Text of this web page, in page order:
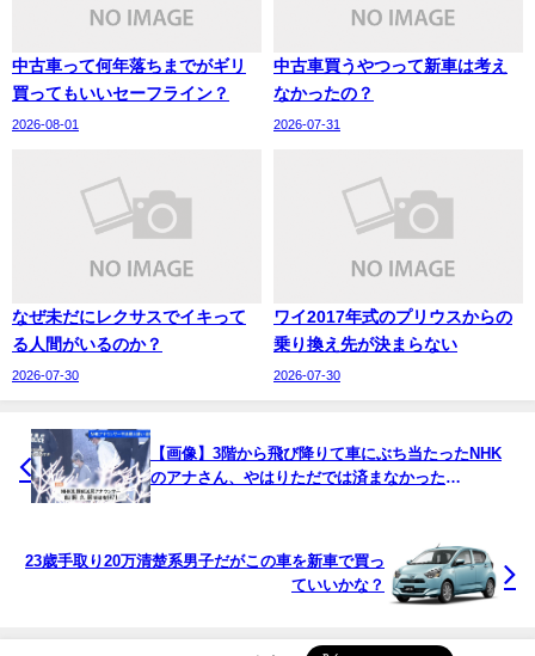
中古車って何年落ちまでがギリ
買ってもいいセーフライン？
2026-08-01
中古車買うやつって新車は考え
なかったの？
2026-07-31
なぜ未だにレクサスでイキって
る人間がいるのか？
2026-07-30
ワイ2017年式のプリウスからの
乗り換え先が決まらない
2026-07-30
【画像】3階から飛び降りて車にぶち当たったNHK
のアナさん、やはりただでは済まなかった
23歳手取り20万清楚系男子だがこの車を新車で買っ
ていいかな？